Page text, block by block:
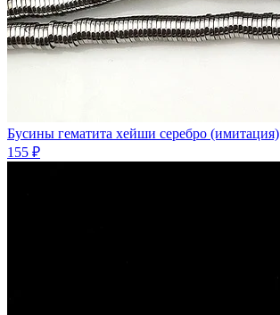
Бусины гематита хейши серебро (имитация)
155 ₽